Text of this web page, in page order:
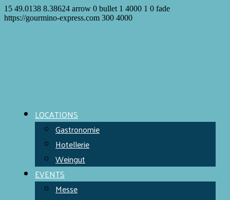
15 49.0138 8.38624 arrow 0 bullet 1 4000 1 0 fade
https://gourmino-express.com 300 4000
LOCATIONS
Gastronomie
Hotellerie
Weingut
EVENTS
Messe